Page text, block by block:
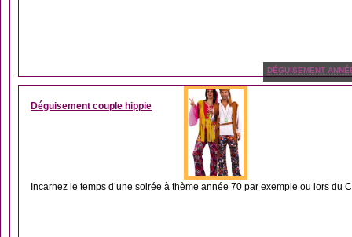
DÉGUISEMENT
Déguisement couple hippie
Incarnez le temps d’une soirée à thème année 70 par exemple ou lors du